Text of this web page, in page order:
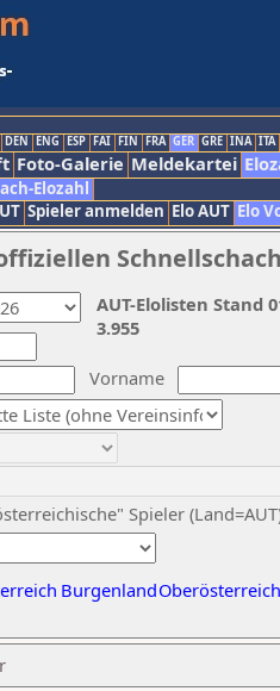
DEN ENG ESP FAI FIN FRA GER GRE INA ITA
Foto-Galerie Meldekartei
Elozahl
Spieler anmelden Elo AUT Elo
Vorname
Spieler
BurgenlandOberösterreich
AUT-Elolisten Stand
3.955